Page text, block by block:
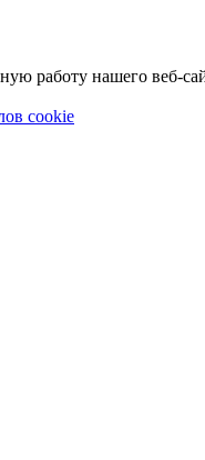
работу нашего веб-
cookie